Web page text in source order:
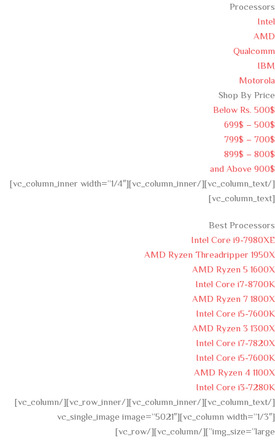
Processors
Intel
AMD
Qualcomm
IBM
Motorola
Shop By Price
Below Rs. 500$
500$ – 699$
700$ – 799$
800$ – 899$
900$ and Above
[/vc_column_text][/vc_column_inner][vc_column_inner width=”1/4″]
[vc_column_text]
Best Processors
Intel Core i9-7980XE
AMD Ryzen Threadripper 1950X
AMD Ryzen 5 1600X
Intel Core i7-8700K
AMD Ryzen 7 1800X
Intel Core i5-7600K
AMD Ryzen 3 1300X
Intel Core i7-7820X
Intel Core i5-7600K
AMD Ryzen 4 1100X
Intel Core i3-7280K
[/vc_column_text][/vc_column_inner][/vc_row_inner][/vc_column]
[vc_column width=”1/3″][vc_single_image image=”5021″
img_size=”large”][/vc_column][/vc_row]